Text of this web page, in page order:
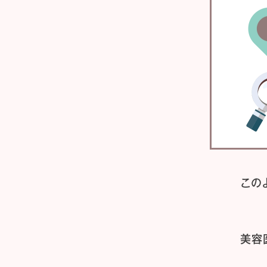
この
美容